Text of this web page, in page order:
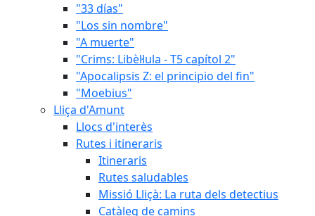
"33 días"
"Los sin nombre"
"A muerte"
"Crims: Libèl·lula - T5 capítol 2"
"Apocalipsis Z: el principio del fin"
"Moebius"
Lliça d'Amunt
Llocs d'interès
Rutes i itineraris
Itineraris
Rutes saludables
Missió Lliçà: La ruta dels detectius
Catàleg de camins